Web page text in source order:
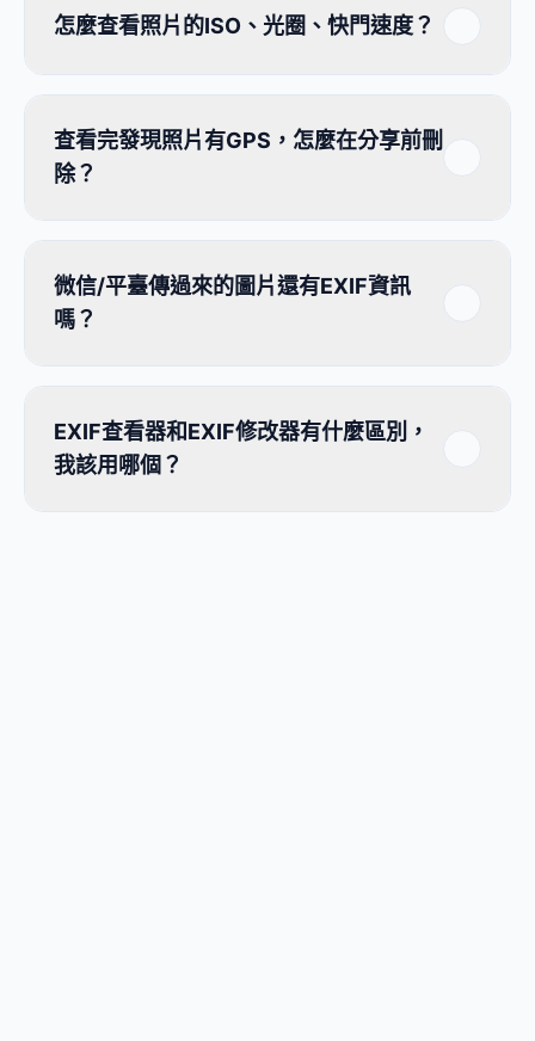
怎麼查看照片的ISO、光圈、快門速度？
查看完發現照片有GPS，怎麼在分享前刪
除？
微信/平臺傳過來的圖片還有EXIF資訊
嗎？
EXIF查看器和EXIF修改器有什麼區別，
我該用哪個？